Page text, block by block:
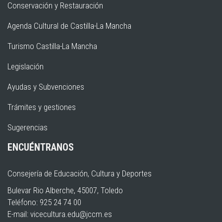
Conservación y Restauración
Agenda Cultural de Castilla-La Mancha
Turismo Castilla-La Mancha
Legislación
Ayudas y Subvenciones
Trámites y gestiones
Sugerencias
ENCUÉNTRANOS
Consejería de Educación, Cultura y Deportes
Bulevar Rio Alberche, 45007, Toledo
Teléfono: 925 24 74 00
E-mail: vicecultura.edu@jccm.es